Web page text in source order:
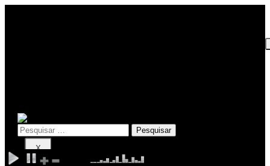
X
Pesquisar
por: